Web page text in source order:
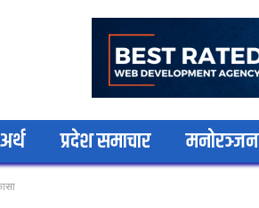
अर्थ प्रदेश समाचार मनोरञ्जन